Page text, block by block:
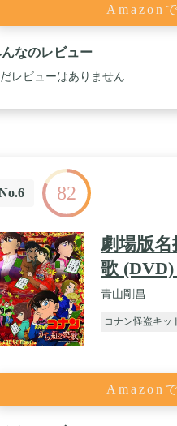
Amazon
なのレビュー
レビューはありません
82
劇場版
歌
青山剛昌
コナン怪盗キッ
Amazon